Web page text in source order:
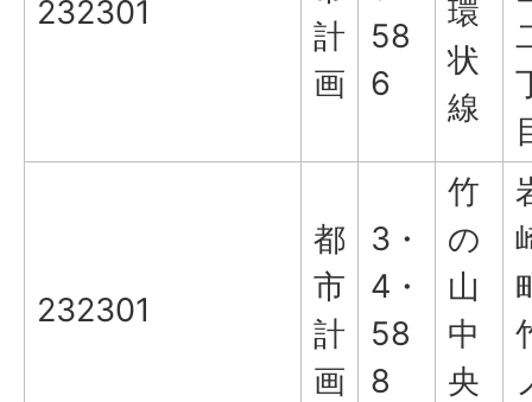
232301
計
画
58
6
環
状
線
232301
都
市
計
画
3・
4・
58
8
竹
の
山
中
央